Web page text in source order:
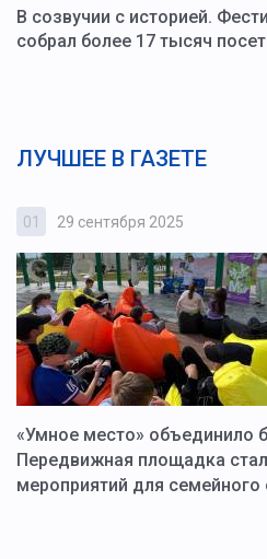
В созвучии с историей.
собрал более 17 тысяч
ЛУЧШЕЕ В ГАЗЕТЕ
01 29 сентября 2025
«Умное место» объединило
Передвижная площадка
мероприятий для семейного